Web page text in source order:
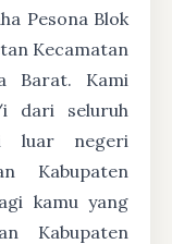
Pesona Blok
Kecamatan
Barat. Kami
i dari seluruh
luar negeri
Kabupaten
kamu yang
Kabupaten